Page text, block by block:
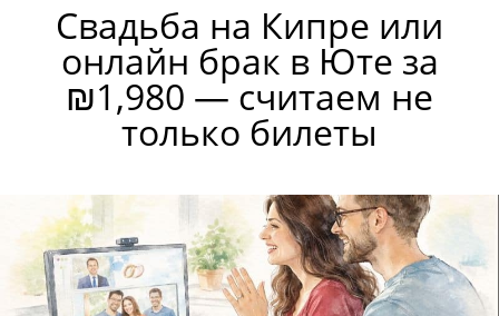
Свадьба на Кипре или
онлайн брак в Юте за
₪1,980 — считаем не
только билеты